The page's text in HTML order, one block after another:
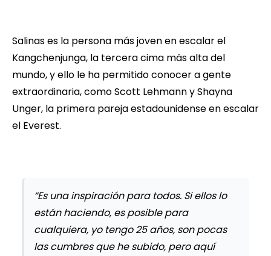
Salinas es la persona más joven en escalar el
Kangchenjunga, la tercera cima más alta del
mundo, y ello le ha permitido conocer a gente
extraordinaria, como Scott Lehmann y Shayna
Unger, la primera pareja estadounidense en escalar
el Everest.
“Es una inspiración para todos. Si ellos lo
están haciendo, es posible para
cualquiera, yo tengo 25 años, son pocas
las cumbres que he subido, pero aquí